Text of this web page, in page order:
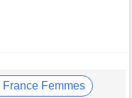
dernières infos
va disparaître en
France Femmes